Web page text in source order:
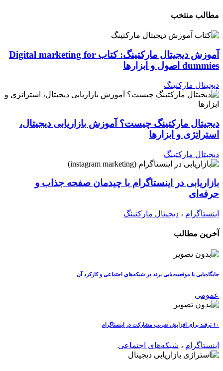
مطالب منتخب
آموزش دیجیتال مارکتینگ: کتاب Digital marketing for
dummies اصول و ابزارها
دیجیتال مارکتینگ
دیجیتال مارکتینگ چیست؟ آموزش بازاریابی دیجیتال،
استراتژی و ابزارها
دیجیتال مارکتینگ
بازاریابی در اینستاگرام با چیدمان صفحه جذاب و
حرفه‌ای
اینستاگرام ، دیجیتال مارکتینگ
آخرین مطالب
جایگاه‌یابی یا موقعیت‌یابی برند در شبکه‌های اجتماعی و کارکرد آن
عمومی
۱۰ ترفند برای افزایش ضریب مشارکت در اینستاگرام
اینستاگرام ، شبکه‌های اجتماعی